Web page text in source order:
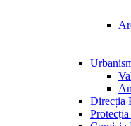
Direcția